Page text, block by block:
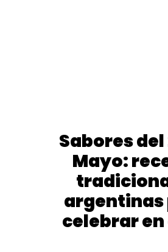
Sabores del
Mayo:
argentinas
celebrar en